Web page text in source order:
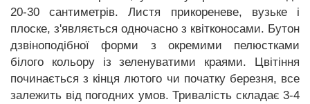
20-30 сантиметрів. Листя прикореневе, вузьке і
плоске, з'являється одночасно з квітконосами. Бутон
дзвіноподібної форми з окремими пелюстками
білого кольору із зеленуватими краями. Цвітіння
починається з кінця лютого чи початку березня, все
залежить від погодних умов. Тривалість складає 3-4